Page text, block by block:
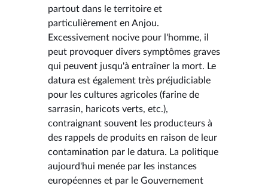
partout dans le territoire et
particulièrement en Anjou.
Excessivement nocive pour l'homme, il
peut provoquer divers symptômes graves
qui peuvent jusqu'à entraîner la mort. Le
datura est également très préjudiciable
pour les cultures agricoles (farine de
sarrasin, haricots verts, etc.),
contraignant souvent les producteurs à
des rappels de produits en raison de leur
contamination par le datura. La politique
aujourd'hui menée par les instances
européennes et par le Gouvernement